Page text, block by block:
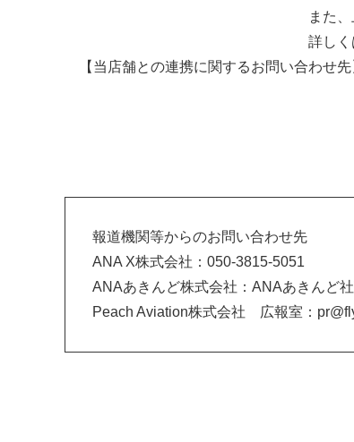
また、上記サイトからもご購
詳しくは、上記サイトよ
【当店舗との連携に関するお問い合わせ
報道機関等からのお問い合わせ先
ANA X株式会社：050-3815-5051
ANAあきんど株式会社：ANAあきんど
Peach Aviation株式会社 広報室：